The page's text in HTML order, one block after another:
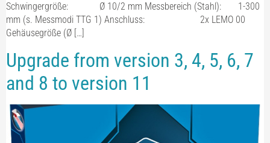
Schwingergröße: Ø 10/2 mm Messbereich (Stahl): 1-300
mm (s. Messmodi TTG 1) Anschluss: 2x LEMO 00
Gehäusegröße (Ø […]
Upgrade from version 3, 4, 5, 6, 7
and 8 to version 11